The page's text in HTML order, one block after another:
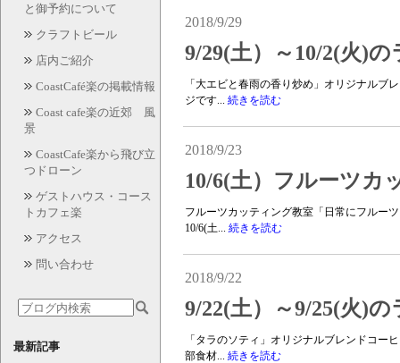
と御予約について
クラフトビール
店内ご紹介
CoastCafé楽の掲載情報
Coast cafe楽の近郊 風
景
CoastCafe楽から飛び立
つドローン
ゲストハウス・コース
トカフェ楽
アクセス
問い合わせ
最新記事
2018/9/29
9/29(土）～10/2(火)
「大エビと春雨の香り炒め」オリジナル
ジです... 続きを読む
2018/9/23
10/6(土）フルーツカ
フルーツカッティング教室「日常にフルー
10/6(土... 続きを読む
2018/9/22
9/22(土）～9/25(火)
「タラのソティ」オリジナルブレンドコ
部食材... 続きを読む